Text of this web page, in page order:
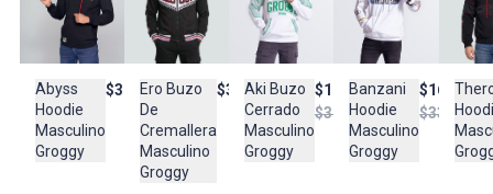
CONTEMPORÁNEA. LOS ACABADOS PREMIUM Y SUS DETALLES
DE DISEÑO APORTAN UN ESTILO AUTÉNTICO Y VERSÁTIL, IDEAL
PARA COMPLEMENTAR LOOKS CASUALES CON ACTITUD Y
COMODIDAD EN EL DÍA A DÍA.
País de origen:
COLOMBIA
Abyss
Hoodie
Masculino
Groggy
$317.900Ero Buzo
De
Cremallera
Masculino
Groggy
$379.900
Aki Buzo
Cerrado
Masculino
Groggy
$189.950
$379.950
Banzani
Hoodie
Masculino
Groggy
$169.950
$339.950